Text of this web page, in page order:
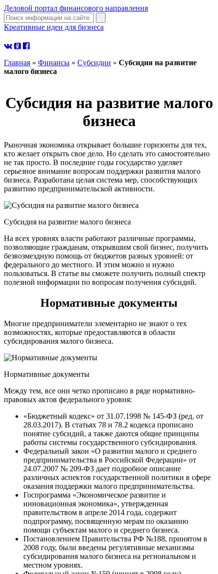
Деловой портал финансового направления
Креативные идеи для бизнеса
Главная » Финансы » Субсидии » Субсидия на развитие
малого бизнеса
Субсидия на развитие малого
бизнеса
Рыночная экономика открывает большие горизонты для тех,
кто желает открыть свое дело. Но сделать это самостоятельно
не так просто. В последние годы государство уделяет
серьезное внимание вопросам поддержки развития малого
бизнеса. Разработана целая система мер, способствующих
развитию предпринимательской активности.
Субсидия на развитие малого бизнеса
На всех уровнях власти работают различные программы,
позволяющие гражданам, открывшим свой бизнес, получить
безвозмездную помощь от бюджетов разных уровней: от
федерального до местного. И этим можно и нужно
пользоваться. В статье вы сможете получить полный спектр
полезной информации по вопросам получения субсидий.
Нормативные документы
Многие предприниматели элементарно не знают о тех
возможностях, которые предоставляются в области
субсидирования малого бизнеса.
Нормативные документы
Между тем, все они четко прописано в ряде нормативно-
правовых актов федерального уровня:
«Бюджетный кодекс» от 31.07.1998 № 145-ФЗ (ред. от
28.03.2017). В статьях 78 и 78.2 кодекса прописано
понятие субсидий, а также даются общие принципы
работы системы государственного субсидирования.
Федеральный закон «О развитии малого и среднего
предпринимательства в Российской Федерации» от
24.07.2007 № 209-ФЗ дает подробное описание
различных аспектов государственной политики в сфере
оказания поддержки малого предпринимательства.
Госпрограмма «Экономическое развитие и
инновационная экономика», утвержденная
правительством в апреле 2014 года, содержит
подпрограмму, посвященную мерам по оказанию
помощи субъектам малого и среднего бизнеса.
Постановлением Правительства РФ №188, принятом в
2008 году, были введены регулятивные механизмы
субсидирования малого бизнеса на региональном и
местном уровнях.